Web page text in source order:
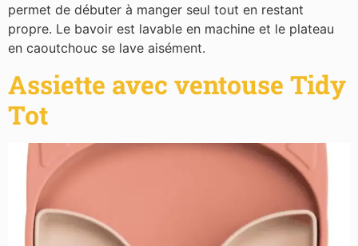
permet de débuter à manger seul tout en restant
propre. Le bavoir est lavable en machine et le plateau
en caoutchouc se lave aisément.
Assiette avec ventouse Tidy
Tot